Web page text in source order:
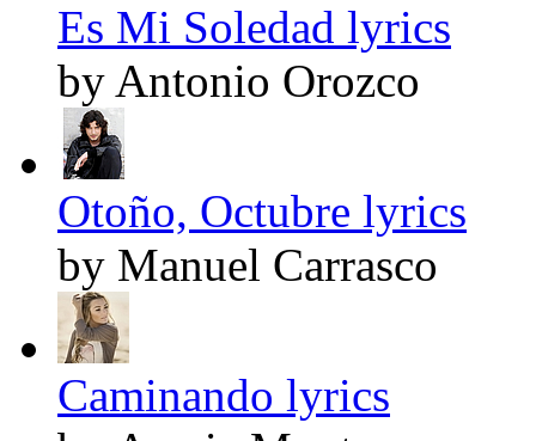
Es Mi Soledad lyrics
by Antonio Orozco
Otoño, Octubre lyrics
by Manuel Carrasco
Caminando lyrics